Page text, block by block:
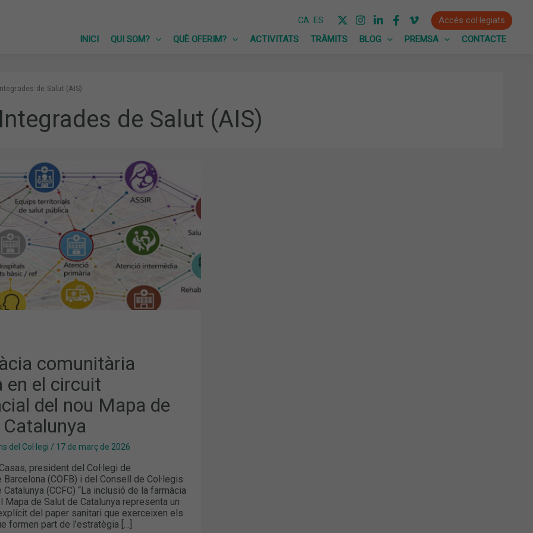
CA ES
Accés col·legiats
INICI
QUI SOM? QUÈ OFERIM? ACTIVITATS TRÀMITS BLOG PREMSA CONTACTE
de Salut (AIS)
de Salut (AIS)
comunitària
en el circuit
del nou Mapa de
del Col·legi / 17 de març de 2026
president del Col·legi de
Barcelona (COFB) i del Consell de Col·legis
(CCFC) “La inclusió de la farmàcia
Mapa de Salut de Catalunya representa un
del paper sanitari que exerceixen els
formen part de l’estratègia […]